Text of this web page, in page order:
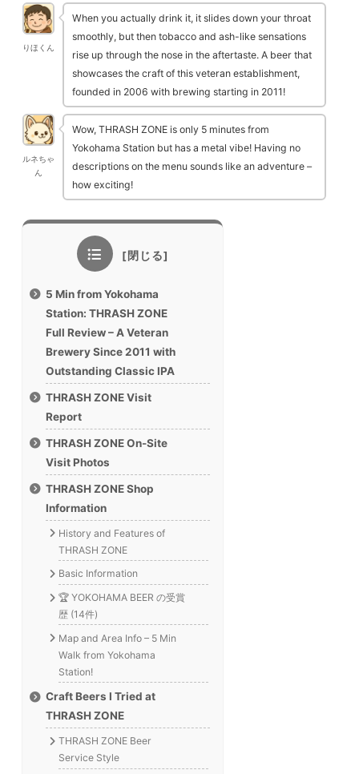
りほくん
When you actually drink it, it slides down your throat
smoothly, but then tobacco and ash-like sensations
rise up through the nose in the aftertaste. A beer that
showcases the craft of this veteran establishment,
founded in 2006 with brewing starting in 2011!
ルネちゃ
ん
Wow, THRASH ZONE is only 5 minutes from
Yokohama Station but has a metal vibe! Having no
descriptions on the menu sounds like an adventure –
how exciting!
5 Min from Yokohama
Station: THRASH ZONE
Full Review – A Veteran
Brewery Since 2011 with
Outstanding Classic IPA
THRASH ZONE Visit
Report
THRASH ZONE On-Site
Visit Photos
THRASH ZONE Shop
Information
History and Features of
THRASH ZONE
Basic Information
🏆 YOKOHAMA BEER の受賞
歴 (14件)
Map and Area Info – 5 Min
Walk from Yokohama
Station!
Craft Beers I Tried at
THRASH ZONE
THRASH ZONE Beer
Service Style